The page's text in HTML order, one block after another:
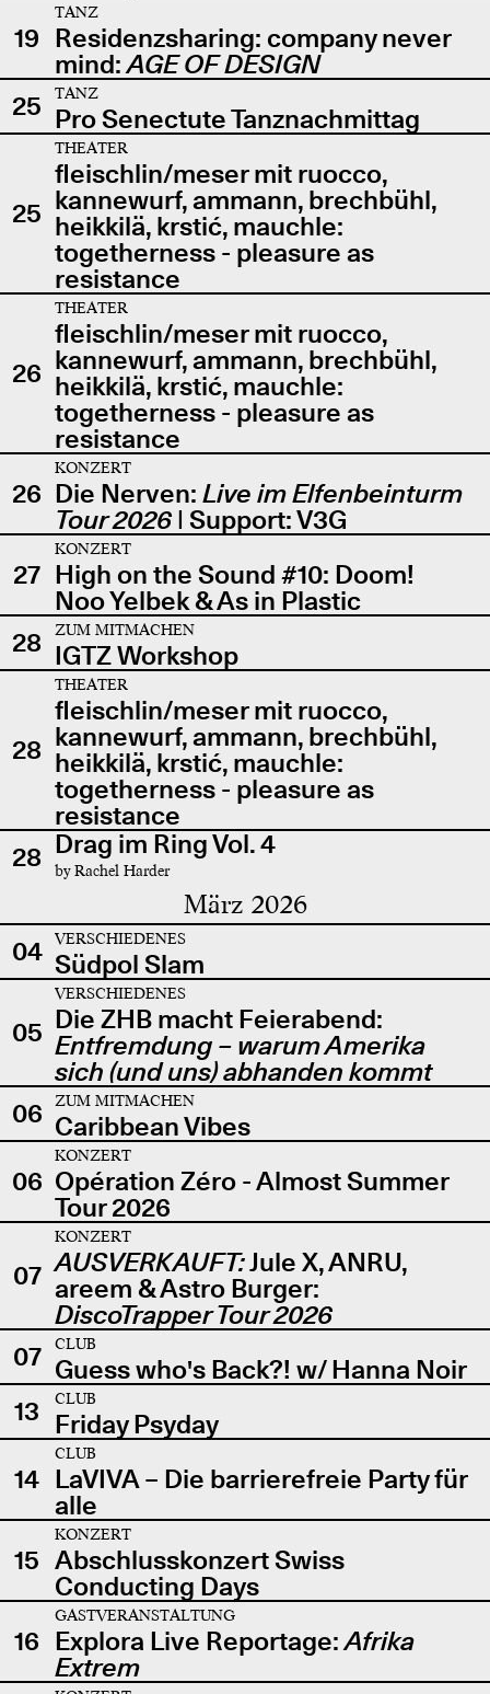
19
TANZ
Residenzsharing: company never
mind:AGE OF DESIGN
25
TANZ
Pro Senectute Tanznachmittag
25
THEATER
fleischlin/meser mit ruocco,
kannewurf, ammann, brechbühl,
heikkilä, krstić, mauchle:
togetherness - pleasure as
resistance
26
THEATER
fleischlin/meser mit ruocco,
kannewurf, ammann, brechbühl,
heikkilä, krstić, mauchle:
togetherness - pleasure as
resistance
26
KONZERT
Die Nerven: Live im Elfenbeinturm
Tour 2026| Support: V3G
27
KONZERT
High on the Sound #10: Doom!
Noo Yelbek & As in Plastic
28
ZUM MITMACHEN
IGTZ Workshop
28
THEATER
fleischlin/meser mit ruocco,
kannewurf, ammann, brechbühl,
heikkilä, krstić, mauchle:
togetherness - pleasure as
resistance
28 Drag im Ring Vol. 4
by Rachel Harder
März 2026
04 VERSCHIEDENES
Südpol Slam
05
VERSCHIEDENES
Die ZHB macht Feierabend:
Entfremdung – warum Amerika
sich (und uns) abhanden kommt
06
ZUM MITMACHEN
Caribbean Vibes
06
KONZERT
Opération Zéro - Almost Summer
Tour 2026
07
KONZERT
AUSVERKAUFT:Jule X, ANRU,
areem & Astro Burger:
DiscoTrapper Tour 2026
07
CLUB
Guess who's Back?! w/ Hanna Noir
13
CLUB
Friday Psyday
14
CLUB
LaVIVA – Die barrierefreie Party für
alle
15
KONZERT
Abschlusskonzert Swiss
Conducting Days
16
GASTVERANSTALTUNG
Explora Live Reportage:Afrika
Extrem